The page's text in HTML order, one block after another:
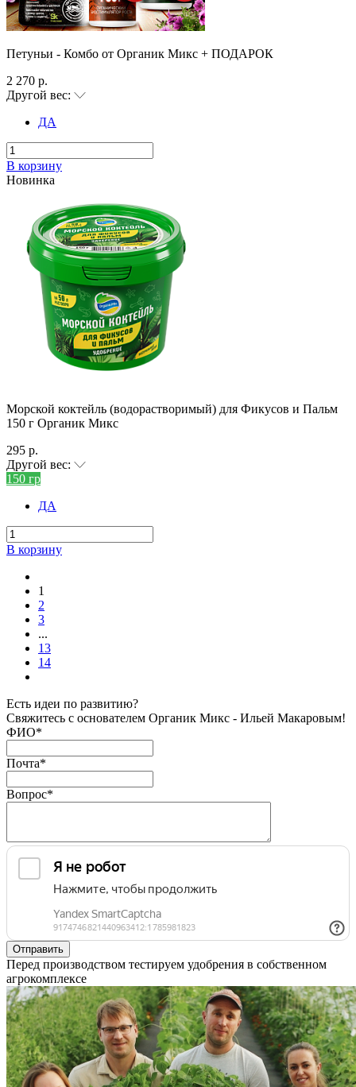
Петуньи - Комбо от Органик Микс + ПОДАРОК
2 270 р.
Другой вес:
ДА
В корзину
Новинка
Морской коктейль (водорастворимый) для Фикусов и Пальм
150 г Органик Микс
295 р.
Другой вес:
150 гр
ДА
В корзину
1
2
3
...
13
14
Есть идеи по развитию?
Свяжитесь с основателем Органик Микс - Ильей Макаровым!
ФИО*
Почта*
Вопрос*
Перед производством тестируем удобрения в собственном
агрокомплексе